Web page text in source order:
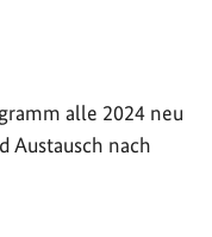
alle 2024 neu
Austausch nach